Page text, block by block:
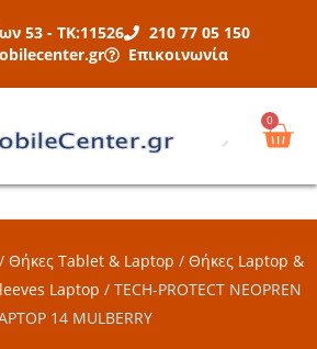
53 - ΤΚ:11526
210 77 05 150
Επικοινωνία
0
/ Θήκες Tablet & Laptop / Θήκες Laptop &
Laptop / TECH-PROTECT NEOPREN
14 MULBERRY